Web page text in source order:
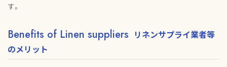
す。
Benefits of Linen suppliers リネンサプライ業者等
のメリット